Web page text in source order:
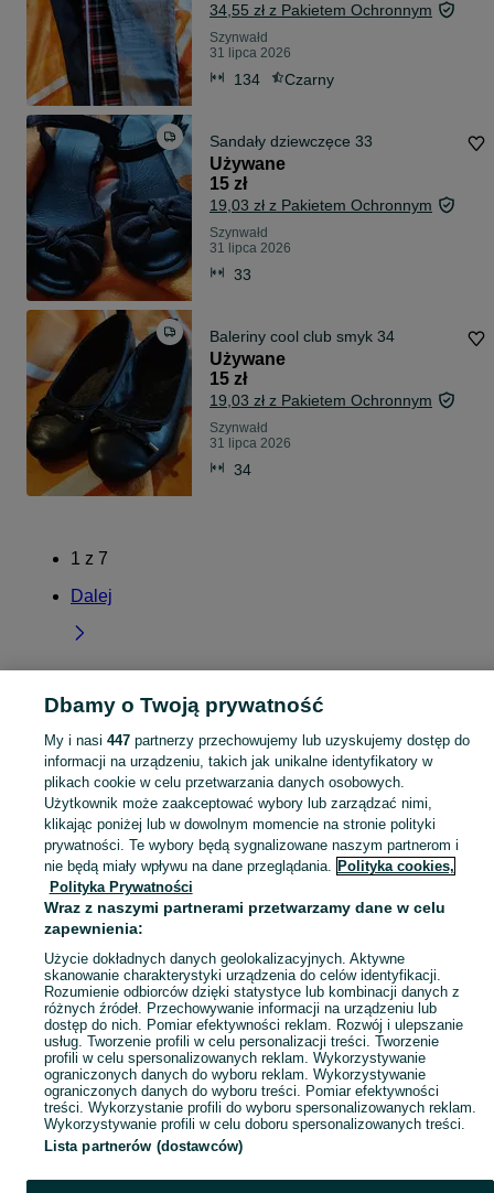
34,55 zł z Pakietem Ochronnym
Szynwałd
31 lipca 2026
134 Czarny
Sandały dziewczęce 33
Używane
15 zł
19,03 zł z Pakietem Ochronnym
Szynwałd
31 lipca 2026
33
Baleriny cool club smyk 34
Używane
15 zł
19,03 zł z Pakietem Ochronnym
Szynwałd
31 lipca 2026
34
1 z 7
Dalej
Strona główna Kujawsko-pomorskie Szynwałd
KATEGORIA
Skorzystaj z największego serwisu ogłoszeniowego - Szynwałd i okolice! Kupuj to, czego pragniesz i sprzedawaj to, czego już nie potrzebujesz! Zobacz
Mapa kategorii
Mapa miejscowości
Mapa ministron
Popularne wyszukiwania
Dbamy o Twoją prywatność
My i nasi 447partnerzy przechowujemy lub uzyskujemy dostęp do
informacji na urządzeniu, takich jak unikalne identyfikatory w
plikach cookie w celu przetwarzania danych osobowych.
Użytkownik może zaakceptować wybory lub zarządzać nimi,
klikając poniżej lub w dowolnym momencie na stronie polityki
prywatności. Te wybory będą sygnalizowane naszym partnerom i
nie będą miały wpływu na dane przeglądania. Polityka cookies,
Polityka Prywatności
Wraz z naszymi partnerami przetwarzamy dane w celu
zapewnienia:
Użycie dokładnych danych geolokalizacyjnych. Aktywne
skanowanie charakterystyki urządzenia do celów identyfikacji.
Rozumienie odbiorców dzięki statystyce lub kombinacji danych z
różnych źródeł. Przechowywanie informacji na urządzeniu lub
dostęp do nich. Pomiar efektywności reklam. Rozwój i ulepszanie
usług. Tworzenie profili w celu personalizacji treści. Tworzenie
profili w celu spersonalizowanych reklam. Wykorzystywanie
ograniczonych danych do wyboru reklam. Wykorzystywanie
ograniczonych danych do wyboru treści. Pomiar efektywności
treści. Wykorzystanie profili do wyboru spersonalizowanych reklam.
Wykorzystywanie profili w celu doboru spersonalizowanych treści.
Lista partnerów (dostawców)